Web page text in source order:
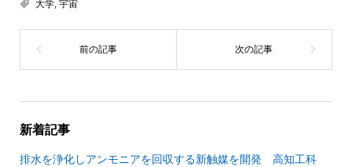
大学, 宇宙
新着記事
排水を浄化しアンモニアを回収する新触媒を開発 高知工科